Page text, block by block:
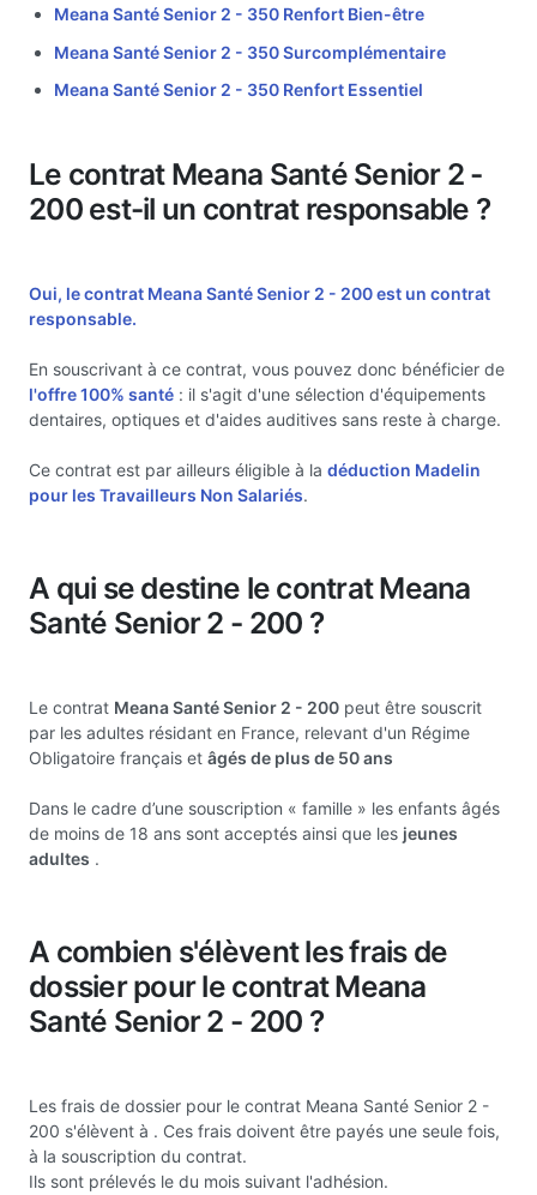
Meana Santé Senior 2 - 350 Renfort Bien-être
Meana Santé Senior 2 - 350 Surcomplémentaire
Meana Santé Senior 2 - 350 Renfort Essentiel
Le contrat Meana Santé Senior 2 -
200 est-il un contrat responsable ?
Oui, le contrat Meana Santé Senior 2 - 200 est un contrat
responsable.
En souscrivant à ce contrat, vous pouvez donc bénéficier de
l'offre 100% santé : il s'agit d'une sélection d'équipements
dentaires, optiques et d'aides auditives sans reste à charge.
Ce contrat est par ailleurs éligible à la déduction Madelin
pour les Travailleurs Non Salariés.
A qui se destine le contrat Meana
Santé Senior 2 - 200 ?
Le contrat Meana Santé Senior 2 - 200 peut être souscrit
par les adultes résidant en France, relevant d'un Régime
Obligatoire français et âgés de plus de 50 ans
Dans le cadre d’une souscription « famille » les enfants âgés
de moins de 18 ans sont acceptés ainsi que les jeunes
adultes .
A combien s'élèvent les frais de
dossier pour le contrat Meana
Santé Senior 2 - 200 ?
Les frais de dossier pour le contrat Meana Santé Senior 2 -
200 s'élèvent à . Ces frais doivent être payés une seule fois,
à la souscription du contrat.
Ils sont prélevés le du mois suivant l'adhésion.